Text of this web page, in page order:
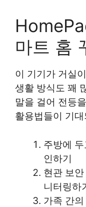
마트 홈
이 기기가 거실
생활 방식도 꽤
말을 걸어 전등
활용법들이 기
주방에
인하기
현관 보
니터링하
가족 간